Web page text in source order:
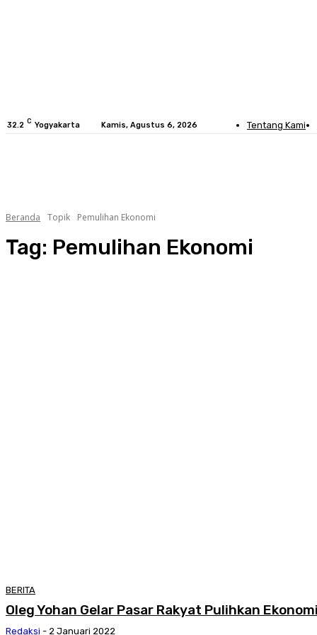
32.2 C Yogyakarta Kamis, Agustus 6, 2026 Tentang Kami
Beranda Topik Pemulihan Ekonomi
Tag: Pemulihan Ekonomi
BERITA
Oleg Yohan Gelar Pasar Rakyat Pulihkan
Redaksi - 2 Januari 2022